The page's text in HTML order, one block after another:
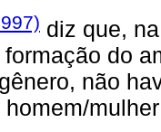
diz que,
do
não